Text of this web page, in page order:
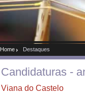
Home Destaques
Candidaturas -
Viana do Castelo